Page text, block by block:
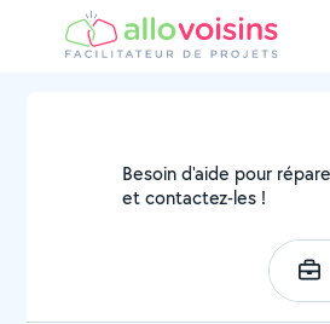
Besoin d'aide pour
et contactez-les !